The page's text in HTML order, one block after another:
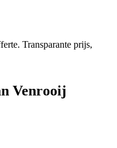
Transparante prijs,
Venrooij